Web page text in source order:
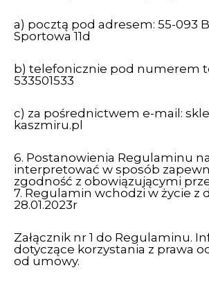
a) pocztą pod adresem: 55-093
Sportowa 11d
b) telefonicznie pod numerem
533501533
c) za pośrednictwem e-mail:
kaszmiru.pl
6. Postanowienia Regulaminu
interpretować w sposób
zgodność z obowiązującymi
7. Regulamin wchodzi w życie z
28.01.2023r
Załącznik nr 1 do Regulaminu.
dotyczące korzystania z prawa
od umowy.